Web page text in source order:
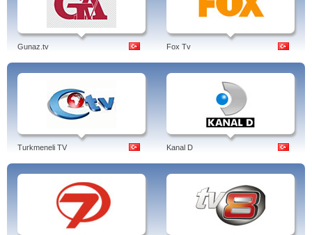
Gunaz.tv Fox Tv
Turkmeneli TV Kanal D